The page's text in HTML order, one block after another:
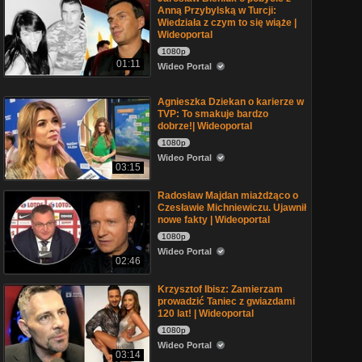
01:11
Anną Przybylską w Turcji:
Wiedziała z czym to się wiąże |
Wideoportal
1080p
Wideo Portal
03:15
Agnieszka Dziekan o karierze w
TVP: To smakuje bardzo
dobrze!| Wideoportal
1080p
Wideo Portal
02:46
Radosław Majdan miażdżąco o
Czesławie Michniewiczu. Ujawnił
nowe fakty | Wideoportal
1080p
Wideo Portal
03:14
Krzysztof Ibisz: Zamierzam
prowadzić Taniec z gwiazdami
120 lat! | Wideoportal
1080p
Wideo Portal